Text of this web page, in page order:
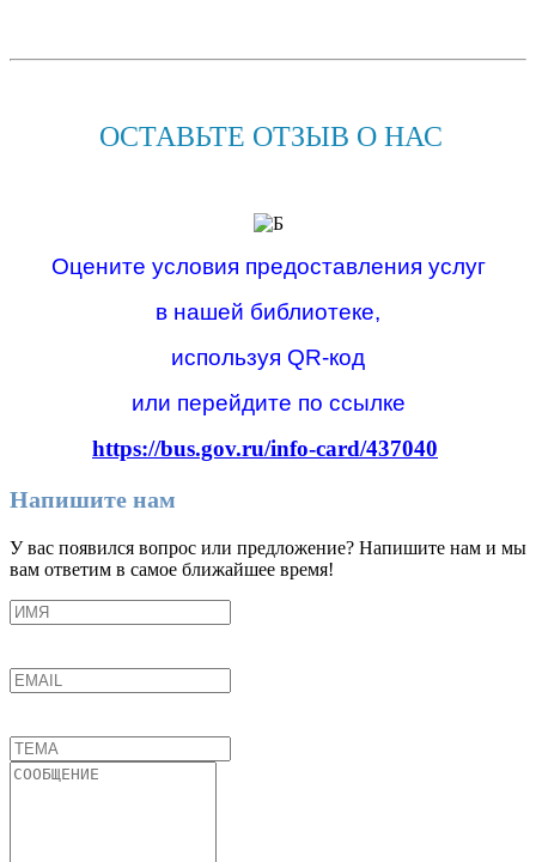
ОСТАВЬТЕ ОТЗЫВ О НАС
Оцените условия предоставления услуг
в нашей библиотеке,
используя QR-код
или перейдите по ссылке
https://bus.gov.ru/info-card/437040
Напишите нам
У вас появился вопрос или предложение? Напишите нам и мы
вам ответим в самое ближайшее время!